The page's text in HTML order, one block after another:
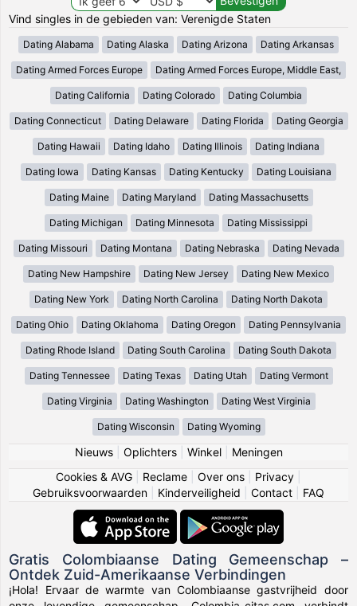
Vind singles in de gebieden van: Verenigde Staten
Dating Alabama Dating Alaska Dating Arizona Dating Arkansas
Dating Armed Forces Europe Dating Armed Forces Europe, Middle East,
Dating California Dating Colorado Dating Columbia
Dating Connecticut Dating Delaware Dating Florida Dating Georgia
Dating Hawaii Dating Idaho Dating Illinois Dating Indiana
Dating Iowa Dating Kansas Dating Kentucky Dating Louisiana
Dating Maine Dating Maryland Dating Massachusetts
Dating Michigan Dating Minnesota Dating Mississippi
Dating Missouri Dating Montana Dating Nebraska Dating Nevada
Dating New Hampshire Dating New Jersey Dating New Mexico
Dating New York Dating North Carolina Dating North Dakota
Dating Ohio Dating Oklahoma Dating Oregon Dating Pennsylvania
Dating Rhode Island Dating South Carolina Dating South Dakota
Dating Tennessee Dating Texas Dating Utah Dating Vermont
Dating Virginia Dating Washington Dating West Virginia
Dating Wisconsin Dating Wyoming
Nieuws| Oplichters| Winkel| Meningen
Cookies & AVG
Reclame Over ons Privacy
Gebruiksvoorwaarden
Kinderveiligheid Contact FAQ
Gratis Colombiaanse Dating Gemeenschap –
Ontdek Zuid-Amerikaanse Verbindingen
¡Hola! Ervaar de warmte van Colombiaanse gastvrijheid door